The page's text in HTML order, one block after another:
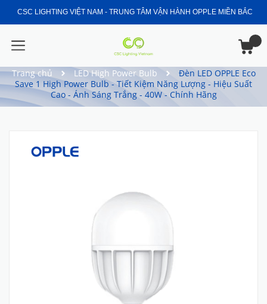
CSC LIGHTING VIỆT NAM - TRUNG TÂM VẬN HÀNH OPPLE MIỀN BẮC
Trang chủ LED High Power Bulb
Đèn LED OPPLE Eco
Save 1 High Power Bulb - Tiết Kiệm Năng Lượng - Hiệu Suất
Cao - Ánh Sáng Trắng - 40W - Chính Hãng